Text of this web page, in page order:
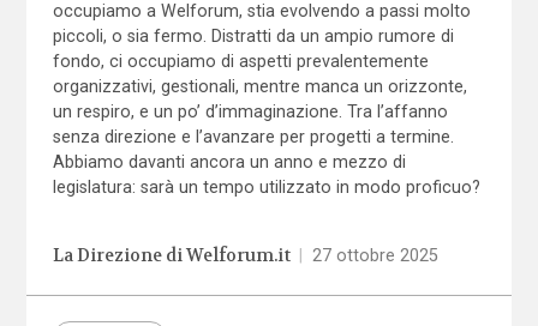
occupiamo a Welforum, stia evolvendo a passi molto
piccoli, o sia fermo. Distratti da un ampio rumore di
fondo, ci occupiamo di aspetti prevalentemente
organizzativi, gestionali, mentre manca un orizzonte,
un respiro, e un po’ d’immaginazione. Tra l’affanno
senza direzione e l’avanzare per progetti a termine.
Abbiamo davanti ancora un anno e mezzo di
legislatura: sarà un tempo utilizzato in modo proficuo?
La Direzione di Welforum.it 27 ottobre 2025